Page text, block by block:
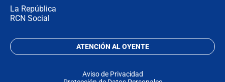
La República
RCN Social
ATENCIÓN AL OYENTE
Aviso de Privacidad